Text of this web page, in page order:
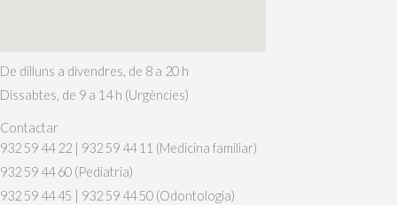
De dilluns a divendres, de 8 a 20 h
Dissabtes, de 9 a 14 h (Urgències)
Contactar
932 59 44 22 | 932 59 44 11 (Medicina familiar)
932 59 44 60 (Pediatria)
932 59 44 45 | 932 59 44 50 (Odontologia)